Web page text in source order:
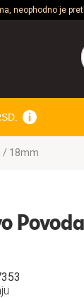
neophodno je
/ 18mm